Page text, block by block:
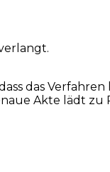
das
Akte lädt